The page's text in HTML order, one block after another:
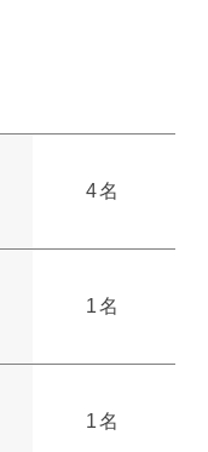
4名
1名
1名